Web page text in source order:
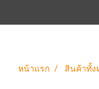
หน้าแรก สินค้าทั้ง